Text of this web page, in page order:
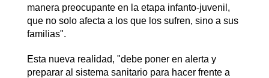
manera preocupante en la etapa infanto-juvenil,
que no solo afecta a los que los sufren, sino a sus
familias".
Esta nueva realidad, "debe poner en alerta y
preparar al sistema sanitario para hacer frente a